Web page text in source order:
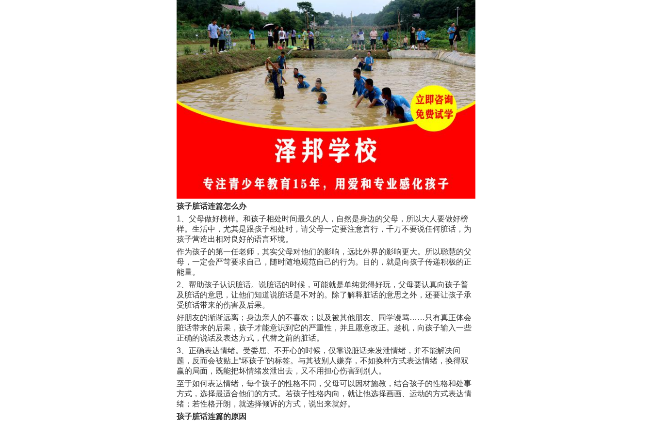
孩子脏话连篇怎么办
1、父母做好榜样。和孩子相处时间最久的人，自然是身边的父母，所以大人要做好榜
样。生活中，尤其是跟孩子相处时，请父母一定要注意言行，千万不要说任何脏话，为
孩子营造出相对良好的语言环境。
作为孩子的第一任老师，其实父母对他们的影响，远比外界的影响更大。所以聪慧的父
母，一定会严苛要求自己，随时随地规范自己的行为。目的，就是向孩子传递积极的正
能量。
2、帮助孩子认识脏话。说脏话的时候，可能就是单纯觉得好玩，父母要认真向孩子普
及脏话的意思，让他们知道说脏话是不对的。除了解释脏话的意思之外，还要让孩子承
受脏话带来的伤害及后果。
好朋友的渐渐远离；身边亲人的不喜欢；以及被其他朋友、同学谩骂……只有真正体会
脏话带来的后果，孩子才能意识到它的严重性，并且愿意改正。趁机，向孩子输入一些
正确的说话及表达方式，代替之前的脏话。
3、正确表达情绪。受委屈、不开心的时候，仅靠说脏话来发泄情绪，并不能解决问
题，反而会被贴上“坏孩子”的标签。与其被别人嫌弃，不如换种方式表达情绪，换得双
赢的局面，既能把坏情绪发泄出去，又不用担心伤害到别人。
至于如何表达情绪，每个孩子的性格不同，父母可以因材施教，结合孩子的性格和处事
方式，选择最适合他们的方式。若孩子性格内向，就让他选择画画、运动的方式表达情
绪；若性格开朗，就选择倾诉的方式，说出来就好。
孩子脏话连篇的原因